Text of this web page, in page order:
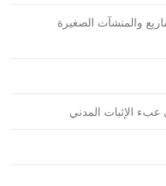
2020 بشأن المشاريع والمنشآت الصغيرة
عبء الإثبات المدني